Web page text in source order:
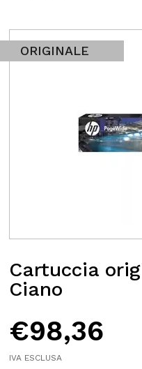
ORIGINALE
Cartuccia
Ciano
€98,36
IVA ESCLUSA